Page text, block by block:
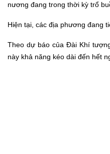
nương đang trong thời kỳ trổ
Hiện tại, các địa phương đang
Theo dự báo của Đài Khí
này khả năng kéo dài đến hết